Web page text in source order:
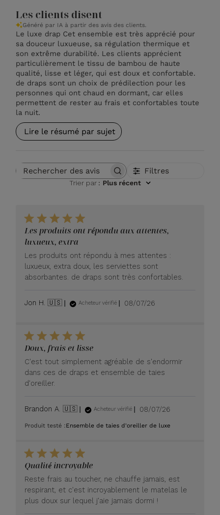
Les clients disent
Généré par IA à partir des avis des clients.
Le luxe drap Cet ensemble est très apprécié pour
sa douceur luxueuse, sa régulation thermique et
son extrême durabilité. Les clients apprécient
particulièrement le tissu de bambou de haute
qualité, lisse et léger, qui est doux et confortable.
de draps sont un choix de prédilection pour les
personnes qui ont chaud en dormant, car elles
permettent de rester au frais et confortables toute
la nuit.
Lire le résumé par sujet
Rechercher des avis Filtres
Trier par : Plus récent
Les produits ont répondu aux attentes,
luxueux, extra
Les produits ont répondu à mes attentes :
luxueux, extra doux, les serviettes sont
absorbantes. de draps sont très confortables.
Jon H. 🇺🇸 Acheteur vérifié
Date
08/07/26
Doux, frais et lisse
C'est tout simplement agréable de s'endormir
dans ces de draps et ensemble de taies
d'oreiller.
Brandon A. 🇺🇸 Acheteur vérifié
Date
publication
08/07/26
Produit testé :Ensemble de taies d'oreiller de luxe
Qualité incroyable
Reste frais au toucher, ne chauffe jamais, est
respirant, et c'est incroyablement le matelas le
plus doux sur lequel j'aie jamais dormi !